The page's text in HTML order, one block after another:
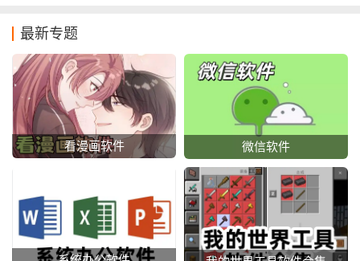
最新专题
看漫画软件 微信软件